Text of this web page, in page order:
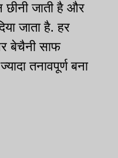
छीनी जाती है और
जाता है. हर
बेचैनी साफ
तनावपूर्ण बना